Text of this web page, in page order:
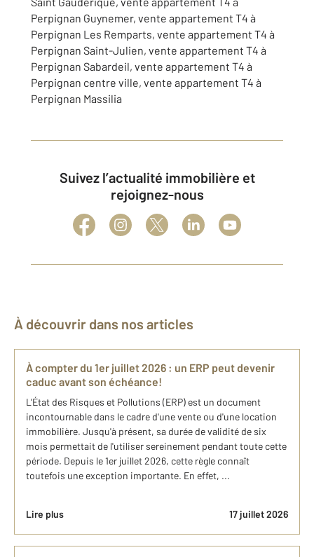
Perpignan Guynemer, vente appartement T4 à
Perpignan Les Remparts, vente appartement T4 à
Perpignan Saint-Julien, vente appartement T4 à
Perpignan Sabardeil, vente appartement T4 à
Perpignan centre ville, vente appartement T4 à
Perpignan Massilia
Suivez l’actualité immobilière et
rejoignez-nous
À découvrir dans nos articles
À compter du 1er juillet 2026 : un ERP peut devenir
caduc avant son échéance!
L'État des Risques et Pollutions (ERP) est un document
incontournable dans le cadre d'une vente ou d'une location
immobilière. Jusqu'à présent, sa durée de validité de six
mois permettait de l'utiliser sereinement pendant toute cette
période. Depuis le 1er juillet 2026, cette règle connaît
toutefois une exception importante. En effet, ...
Lire plus 17 juillet 2026